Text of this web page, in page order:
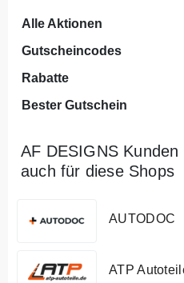
Alle Aktionen
Gutscheincodes
Rabatte
Bester Gutschein
AF DESIGNS
auch für diese Shops
AUTODOC
ATP